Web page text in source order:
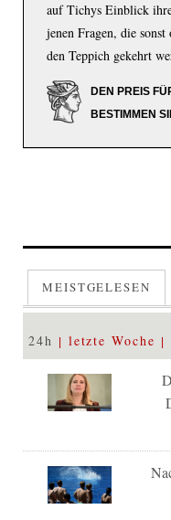
auf Tichys Einblick
jenen Fragen, die
den Teppich gekehrt
DEN PREIS
BESTIMMEN
MEISTGELESEN
24h letzte Woche